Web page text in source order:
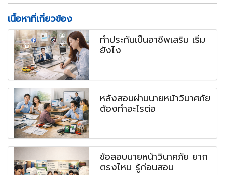
เนื้อหาที่เกี่ยวข้อง
ทำประกันเป็นอาชีพเสริม เริ่ม
ยังไง
หลังสอบผ่านนายหน้าวินาศภัย
ต้องทำอะไรต่อ
ข้อสอบนายหน้าวินาศภัย ยาก
ตรงไหน รู้ก่อนสอบ